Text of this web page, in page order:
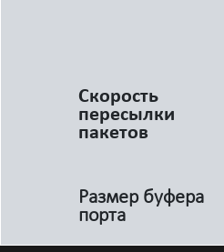
Скорость
пересылки
пакетов
Размер буфера
порта